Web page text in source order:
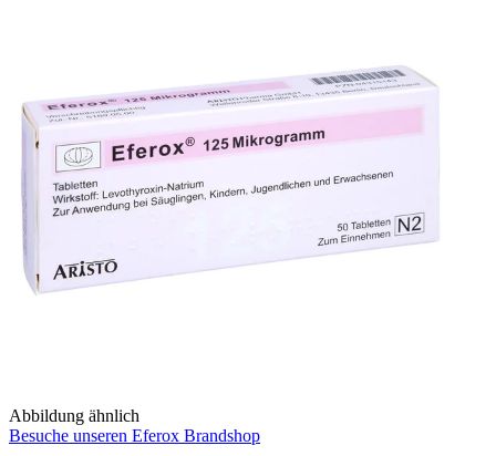
Abbildung ähnlich
Besuche unseren Eferox Brandshop